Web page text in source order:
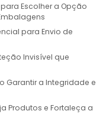
Escolher a Opção
para Envio de
Invisível que
Garantir a Integridade e
Produtos e Fortaleça a